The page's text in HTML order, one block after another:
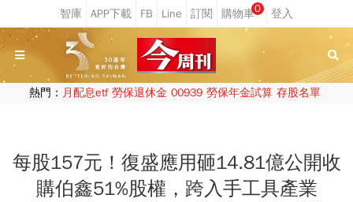
0
熱門： 月配息etf 勞保退休金 00939 勞保年金試算 存股名單
每股157元！復盛應用砸14.81億公開收
購伯鑫51%股權，跨入手工具產業